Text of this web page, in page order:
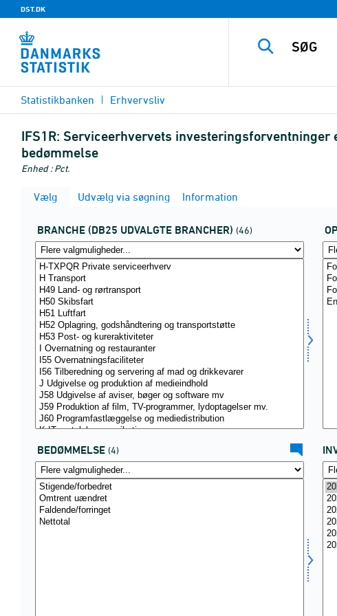
DST.DK
Statistikbanken Erhvervsliv
IFS1R: Serviceerhvervets investeringsforventninger
bedømmelse
Enhed : Pct.
Vælg Udvælg via søgning Information
BRANCHE (DB25 UDVALGTE BRANCHER) (46)
BEDØMMELSE (4)